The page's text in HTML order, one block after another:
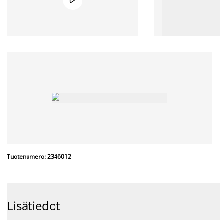
Tuotenumero: 2346012
Lisätiedot